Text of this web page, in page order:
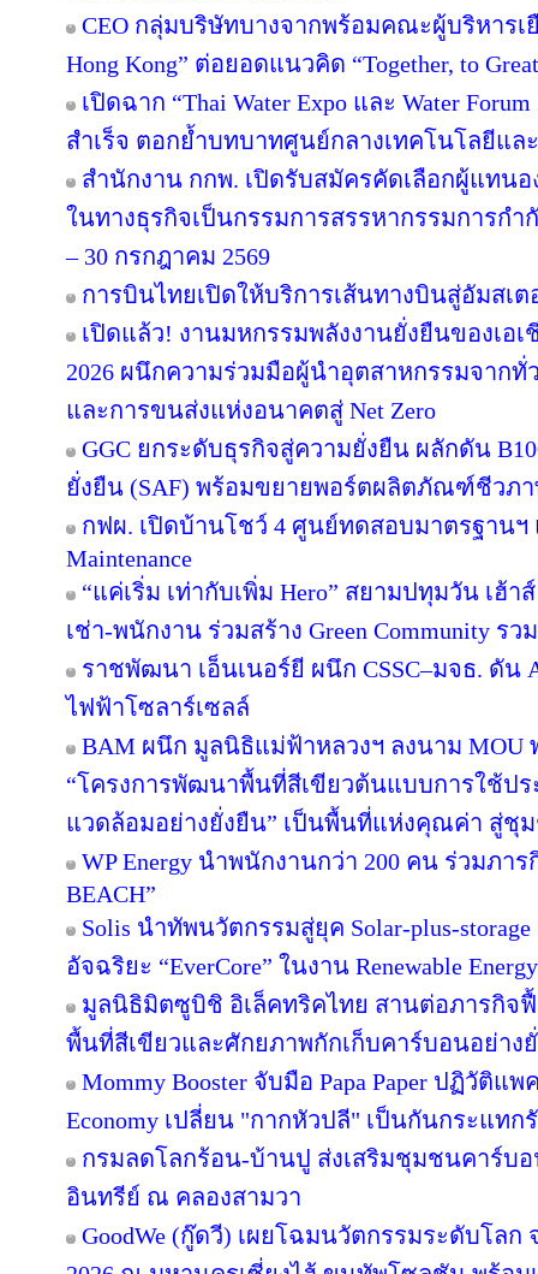
CEO กลุ่มบริษัทบางจากพร้อมคณะผู้บริหารเ
Hong Kong” ต่อยอดแนวคิด “Together, to
เปิดฉาก “Thai Water Expo และ Water
สำเร็จ ตอกย้ำบทบาทศูนย์กลางเทคโนโลยีแ
สำนักงาน กกพ. เปิดรับสมัครคัดเลือกผู้แทน
ในทางธุรกิจเป็นกรรมการสรรหากรรมการกำ
– 30 กรกฎาคม 2569
การบินไทยเปิดให้บริการเส้นทางบินสู่อัมสเต
เปิดแล้ว! งานมหกรรมพลังงานยั่งยืนของเอเชี
2026 ผนึกความร่วมมือผู้นำอุตสาหกรรมจาก
และการขนส่งแห่งอนาคตสู่ Net Zero
GGC ยกระดับธุรกิจสู่ความยั่งยืน ผลักดัน
ยั่งยืน (SAF) พร้อมขยายพอร์ตผลิตภัณฑ์ชีวภา
กฟผ. เปิดบ้านโชว์ 4 ศูนย์ทดสอบมาตรฐานฯ
Maintenance
“แค่เริ่ม เท่ากับเพิ่ม Hero” สยามปทุมวัน เฮ้าส์
เช่า-พนักงาน ร่วมสร้าง Green Community ร
ราชพัฒนา เอ็นเนอร์ยี ผนึก CSSC–มจธ. ดัน
ไฟฟ้าโซลาร์เซลล์
BAM ผนึก มูลนิธิแม่ฟ้าหลวงฯ ลงนาม MOU
“โครงการพัฒนาพื้นที่สีเขียวต้นแบบการใช้ป
แวดล้อมอย่างยั่งยืน” เป็นพื้นที่แห่งคุณค่า สู่ชุ
WP Energy นำพนักงานกว่า 200 คน ร่วมภาร
BEACH”
Solis นำทัพนวัตกรรมสู่ยุค Solar-plus-
อัจฉริยะ “EverCore” ในงาน Renewable
มูลนิธิมิตซูบิชิ อิเล็คทริคไทย สานต่อภารกิ
พื้นที่สีเขียวและศักยภาพกักเก็บคาร์บอนอย่าง
Mommy Booster จับมือ Papa Paper ปฏิวัติแ
Economy เปลี่ยน "กากหัวปลี" เป็นกันกระแทก
กรมลดโลกร้อน-บ้านปู ส่งเสริมชุมชนคาร์บ
อินทรีย์ ณ คลองสามวา
GoodWe (กู๊ดวี) เผยโฉมนวัตกรรมระดับโลก